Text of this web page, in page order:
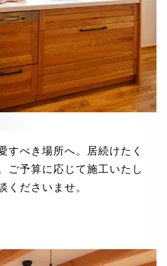
すべき場所へ。居続けたく
ご予算に応じて施工いたし
くださいませ。